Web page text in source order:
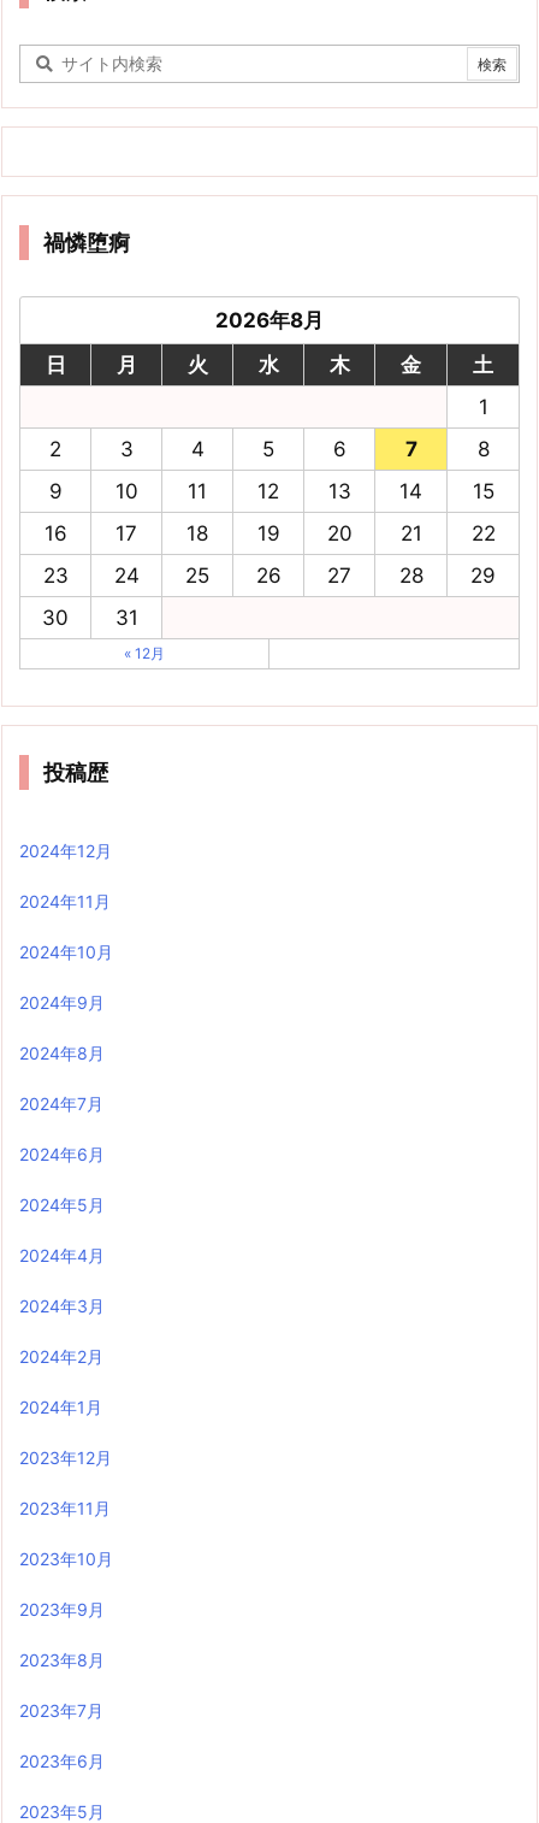
禍憐堕痾
2026年8月
日
月 火 水 木 金
土
1
2
3 4 5 6 7
8
9
10 11 12 13 14
15
16
17 18 19 20 21
22
23
24 25 26 27 28
29
30
31
« 12月
投稿歴
2024年12月
2024年11月
2024年10月
2024年9月
2024年8月
2024年7月
2024年6月
2024年5月
2024年4月
2024年3月
2024年2月
2024年1月
2023年12月
2023年11月
2023年10月
2023年9月
2023年8月
2023年7月
2023年6月
2023年5月